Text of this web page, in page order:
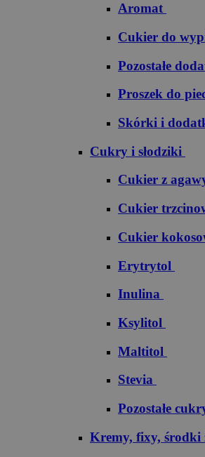
Aromat
Cukier do
Pozostałe
Proszek do
Skórki i
Cukry i słodziki
Cukier z
Cukier
Cukier
Erytrytol
Inulina
Ksylitol
Maltitol
Stevia
Pozostałe
Kremy, fixy, środki